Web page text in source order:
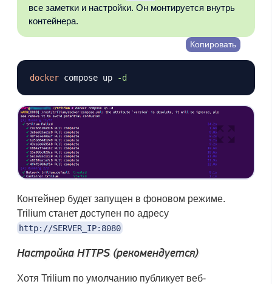
все заметки и настройки. Он монтируется внутрь
контейнера.
docker compose up -d
Копировать
Контейнер будет запущен в фоновом режиме.
Trilium станет доступен по адресу
http://SERVER_IP:8080
Настройка HTTPS (рекомендуется)
Хотя Trilium по умолчанию публикует веб-